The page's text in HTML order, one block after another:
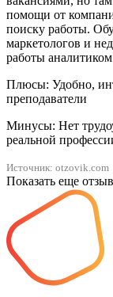
помощи от
поиску работы.
маркетологов и
работы
Плюсы: Удобно,
преподаватели
Минусы: Нет
реальной
Источник: otzovik.com
Показать еще